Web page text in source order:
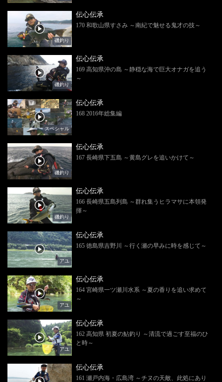
磯釣り
伝心伝承
170 和歌山県すさみ ～南紀で魅せる鬼才の技～
磯釣り
伝心伝承
169 高知県沖の島 ～静穏な海で巨大オナガを追う
～
スペシャル
伝心伝承
168 2016年総集編
磯釣り
伝心伝承
167 長崎県下五島 ～黄島グレを追いかけて～
磯釣り
伝心伝承
166 長崎県五島列島 ～群れ集うヒラマサに本領発
揮～
アユ
伝心伝承
165 徳島県吉野川 ～行く瀬の早みに時を感じて～
アユ
伝心伝承
164 宮崎県一ツ瀬川水系 ～夏の香りを追い求めて
～
アユ
伝心伝承
162 高知県 初夏の鮎釣り ～清流で過ごす至福のひ
と時～
伝心伝承
161 瀬戸内海・広島湾 ～チヌの天敵、此処にあり